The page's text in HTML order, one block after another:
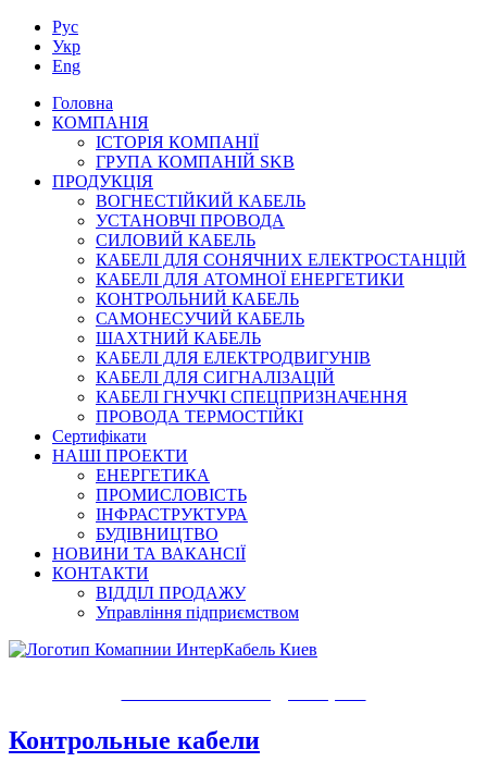
Рус
Укр
Eng
Головна
КОМПАНІЯ
ІСТОРІЯ КОМПАНІЇ
ГРУПА КОМПАНІЙ SKB
ПРОДУКЦІЯ
ВОГНЕСТІЙКИЙ КАБЕЛЬ
УСТАНОВЧІ ПРОВОДА
СИЛОВИЙ КАБЕЛЬ
КАБЕЛІ ДЛЯ СОНЯЧНИХ ЕЛЕКТРОСТАНЦІЙ
КАБЕЛІ ДЛЯ АТОМНОЇ ЕНЕРГЕТИКИ
КОНТРОЛЬНИЙ КАБЕЛЬ
САМОНЕСУЧИЙ КАБЕЛЬ
ШАХТНИЙ КАБЕЛЬ
КАБЕЛІ ДЛЯ ЕЛЕКТРОДВИГУНІВ
КАБЕЛІ ДЛЯ СИГНАЛІЗАЦІЙ
КАБЕЛІ ГНУЧКІ СПЕЦПРИЗНАЧЕННЯ
ПРОВОДА ТЕРМОСТІЙКІ
Сертифікати
НАШІ ПРОЕКТИ
ЕНЕРГЕТИКА
ПРОМИСЛОВІСТЬ
ІНФРАСТРУКТУРА
БУДІВНИЦТВО
НОВИНИ ТА ВАКАНСІЇ
КОНТАКТИ
ВІДДІЛ ПРОДАЖУ
Управління підприємством
Контрольные кабели